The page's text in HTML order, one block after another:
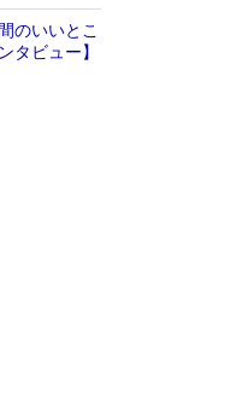
のいいとこ
タビュー】